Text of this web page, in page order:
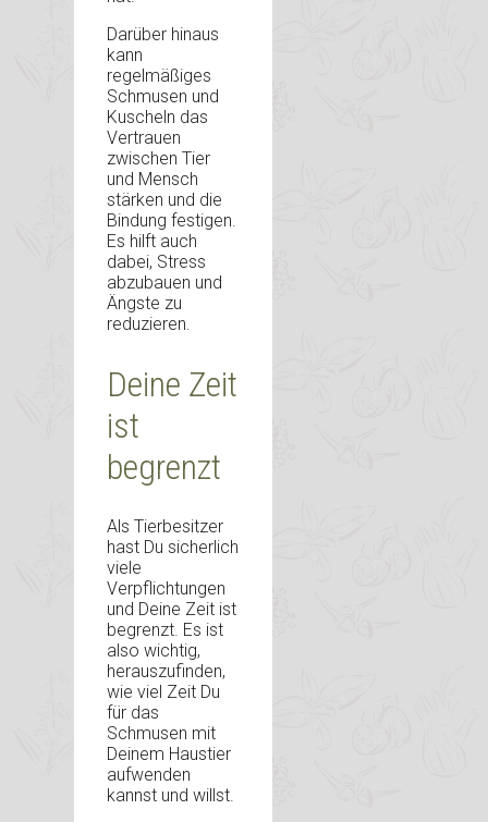
Darüber hinaus
kann
regelmäßiges
Schmusen und
Kuscheln das
Vertrauen
zwischen Tier
und Mensch
stärken und die
Bindung festigen.
Es hilft auch
dabei, Stress
abzubauen und
Ängste zu
reduzieren.
Deine Zeit
ist
begrenzt
Als Tierbesitzer
hast Du sicherlich
viele
Verpflichtungen
und Deine Zeit ist
begrenzt. Es ist
also wichtig,
herauszufinden,
wie viel Zeit Du
für das
Schmusen mit
Deinem Haustier
aufwenden
kannst und willst.